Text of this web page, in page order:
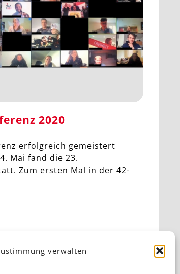
verwalten
2020
erfolgreich gemeistert
Mai fand die 23.
Zum ersten Mal in der 42-